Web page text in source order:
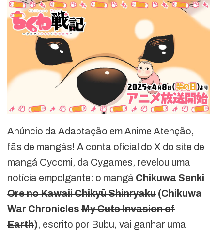
Anúncio da Adaptação em Anime Atenção,
fãs de mangás! A conta oficial do X do site de
mangá Cycomi, da Cygames, revelou uma
notícia empolgante: o mangá Chikuwa Senki
Ore no Kawaii Chikyū Shinryaku (Chikuwa
War Chronicles My Cute Invasion of
Earth), escrito por Bubu, vai ganhar uma